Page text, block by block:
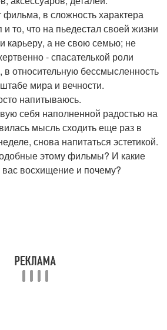
в сложность характера
то, что на пьедестал своей жизни
карьеру, а не свою семью; не
- спасателькой роли
в относительную бессмысленность
мира и вечности.
напитываюсь.
себя наполненной радостью на
мысль сходить еще раз в
снова напитаться эстетикой.
этому фильмы? И какие
восхищение и почему?